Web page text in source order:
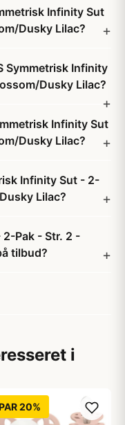
Infinity Sut
Dusky Lilac?
Symmetrisk Infinity
Dusky Lilac?
Infinity Sut
Dusky Lilac?
Infinity Sut - 2-
Lilac?
2-Pak - Str. 2 -
tilbud?
i
20%